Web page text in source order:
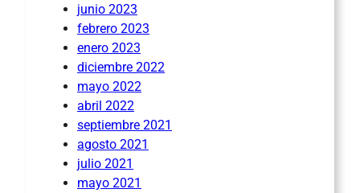
junio 2023
febrero 2023
enero 2023
diciembre 2022
mayo 2022
abril 2022
septiembre 2021
agosto 2021
julio 2021
mayo 2021